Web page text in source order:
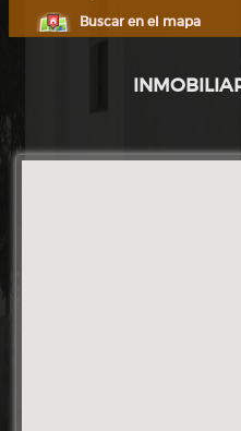
Buscar en el mapa